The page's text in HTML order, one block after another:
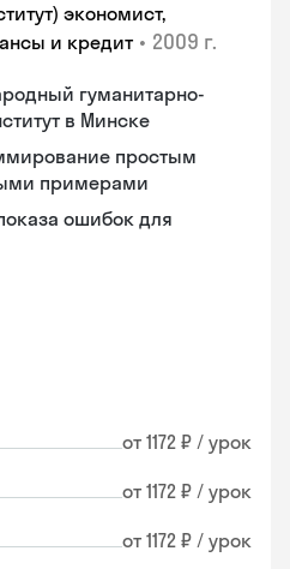
экономист,
и кредит • 2009 г.
гуманитарно-
в Минске
простым
примерами
ошибок для
от 1172 ₽ / урок
от 1172 ₽ / урок
от 1172 ₽ / урок